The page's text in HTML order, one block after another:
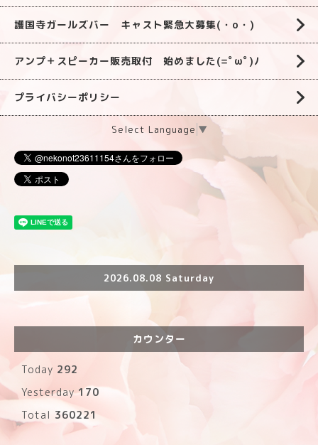
護国寺ガールズバー キャスト緊急大募集(・o・)
アンプ＋スピーカー販売取付 始めました(=ﾟωﾟ)ﾉ
プライバシーポリシー
Select Language ▼
2026.08.08 Saturday
カウンター
Today 292
Yesterday170
Total 360221